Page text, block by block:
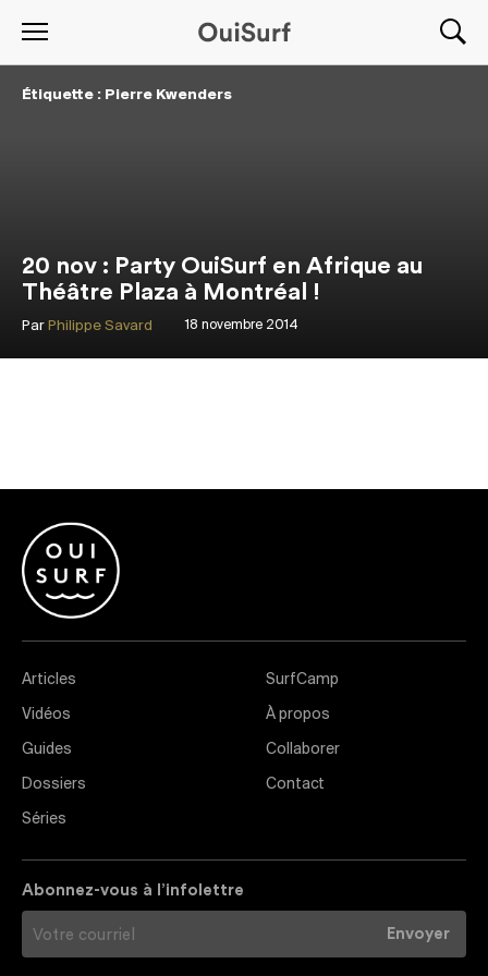
Étiquette : Pierre Kwenders
20 nov : Party OuiSurf en Afrique au
Théâtre Plaza à Montréal !
18 novembre 2014
Par Philippe Savard
Articles
Vidéos
Guides
Dossiers
Séries
SurfCamp
À propos
Collaborer
Contact
Abonnez-vous à l’infolettre